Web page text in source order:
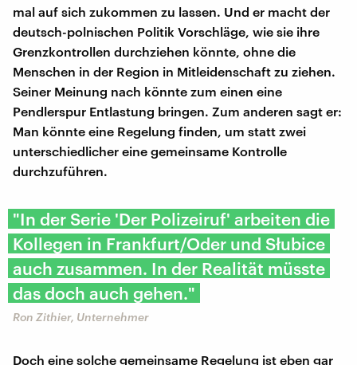
mal auf sich zukommen zu lassen. Und er macht der
deutsch-polnischen Politik Vorschläge, wie sie ihre
Grenzkontrollen durchziehen könnte, ohne die
Menschen in der Region in Mitleidenschaft zu ziehen.
Seiner Meinung nach könnte zum einen eine
Pendlerspur Entlastung bringen. Zum anderen sagt er:
Man könnte eine Regelung finden, um statt zwei
unterschiedlicher eine gemeinsame Kontrolle
durchzuführen.
"In der Serie 'Der Polizeiruf' arbeiten die
Kollegen in Frankfurt/Oder und Słubice
auch zusammen. In der Realität müsste
das doch auch gehen."
Ron Zithier, Unternehmer
Doch eine solche gemeinsame Regelung ist eben gar